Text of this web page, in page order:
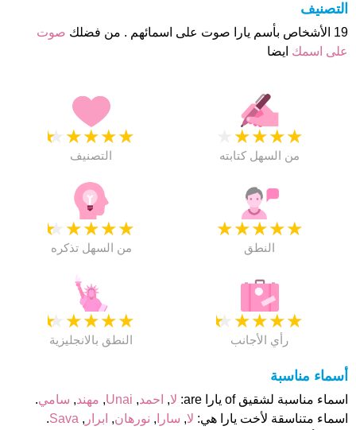
التصنيف
19 الأشخاص بأسم يارا صوت على اسمائهم . من فضلك
صوت
على اسمك ايضا
★
★
★
★
★
التصنيف
★
★
★
★
من السهل كتابته
★
★
★
★
★
من السهل تذكره
★
★
★
★
★
النطق
★
★
★
★
★
النطق بالانجليزية
★
★
★
★
★
رأي الأجانب
أسماء مناسبة
اسماء مناسبة لشقيق of يارا are: لا, احمد,
Unai
, مهند, سامي.
اسماء متناسقة لأخت يارا هي: لا, سارا , نورهان, ابرار ,
Sava
.